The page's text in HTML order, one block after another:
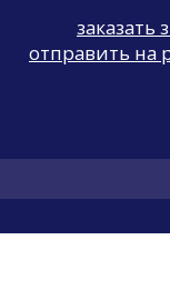
заказать
отправить на